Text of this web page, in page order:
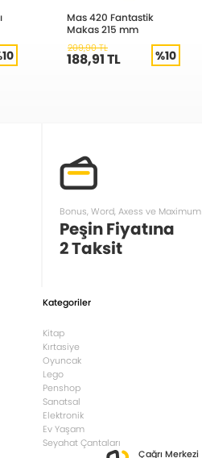
Mas 420 Fantastik
Makas 215 mm
209,90 TL
188,91 TL %10
Bonus, Word, Axess ve Maximum
Peşin Fiyatına
2 Taksit
Kategoriler
Kitap
Kırtasiye
Oyuncak
Lego
Penshop
Sanatsal
Elektronik
Ev Yaşam
Seyahat Çantaları
Çağrı Merkezi